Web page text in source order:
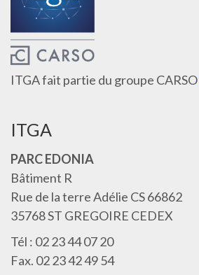
ITGA fait partie du groupe CARSO
ITGA
PARC EDONIA
Bâtiment R
Rue de la terre Adélie CS 66862
35768 ST GREGOIRE CEDEX
Tél : 02 23 44 07 20
Fax. 02 23 42 49 54